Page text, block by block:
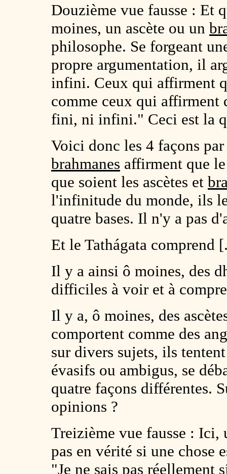
Douzième vue fausse : Et
moines, un ascète ou un
philosophe. Se forgeant
propre argumentation, il
infini. Ceux qui affirment
comme ceux qui
fini, ni infini." Ceci est la
Voici donc les 4 façons par
brahmanes affirment que
que soient les ascètes et
l'infinitude du monde, ils
quatre bases. Il n'y a pas
Et le Tathágata comprend
Il y a ainsi ô moines, des
difficiles à voir et à
Il y a, ô moines, des
comportent comme des
sur divers sujets, ils
évasifs ou ambigus, se
quatre façons différentes.
opinions ?
Treizième vue fausse : Ici,
pas en vérité si une chose
"Je ne sais pas réellement